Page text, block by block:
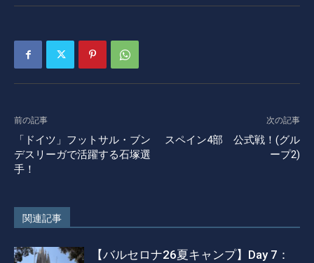
前の記事
「ドイツ」フットサル・ブン
デスリーガで活躍する石塚選
手！
次の記事
スペイン4部 公式戦！(グル
ープ2)
関連記事
【バルセロナ26夏キャンプ】Day 7：